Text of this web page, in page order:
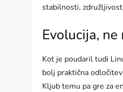
stabilnosti,
Evolucija,
Kot je poudaril tudi
bolj praktična
Kljub temu pa gre za